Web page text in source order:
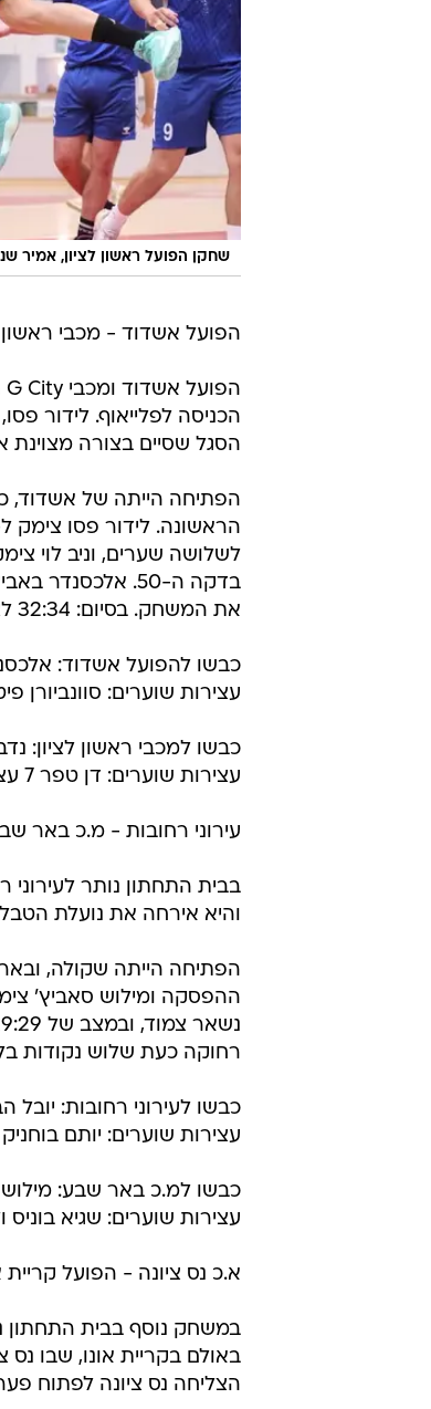
שחקן הפועל ראשון לציון, אמיר
הפועל אשדוד - מכבי ראשון לציון
הכניסה לפלייאוף. לידור
הסגל שסיים בצורה מצוינת
את המשחק. בסיום: 32:34 לצהובים, שעולים למקום השלישי.
כבשו להפועל אשדוד: אלכסנדר באביץ'
עצירות שוערים: סוונביורן פיטרסון 11, שון
כבשו למכבי ראשון לציון: נדב ניזרי 12,
עצירות שוערים: דן טפר 7 עצירות, אורון ברגיל 4.
עירוני רחובות - מ.כ באר שבע 31:34
בבית התחתון נותר לעירוני
והיא אירחה את נועלת
הפתיחה הייתה שקולה,
ההפסקה ומילוש סאביץ'
רחוקה כעת שלוש נקודות
כבשו לעירוני רחובות: יובל הבר 8, סאבו
עצירות שוערים: יותם בוחניק 11 עצירות, איתי קוזניץ 7.
כבשו למ.כ באר שבע: מילוש סאביץ' 9,
עצירות שוערים: שגיא בוניס וליאור
א.כ נס ציונה - הפועל קריית אונו 35:41
במשחק נוסף בבית התחתון
באולם בקריית אונו, שבו
הצליחה נס ציונה לפתוח